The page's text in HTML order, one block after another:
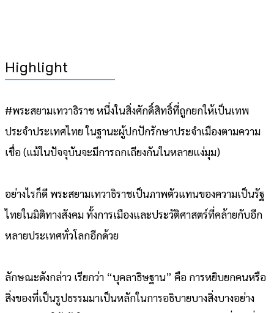
Highlight
#พระสยามเทวาธิราช หนึ่งในสิ่งศักดิ์สิทธิ์ที่ถูกยกให้เป็นเทพ
ประจำประเทศไทย ในฐานะผู้ปกปักรักษาประจำเมืองตามความ
เชื่อ (แม้ในปัจจุบันจะมีการถกเถียงกันในหลายแง่มุม)
อย่างไรก็ดี พระสยามเทวาธิราชเป็นภาพตัวแทนของความเป็นรัฐ
ไทยในมิติทางสังคม ทั้งการเมืองและประวัติศาสตร์ที่คล้ายกับอีก
หลายประเทศทั่วโลกอีกด้วย
ลักษณะดังกล่าว เรียกว่า “บุคลาธิษฐาน” คือ การหยิบยกคนหรือ
สิ่งของที่เป็นรูปธรรมมาเป็นหลักในการอธิบายบางสิ่งบางอย่าง